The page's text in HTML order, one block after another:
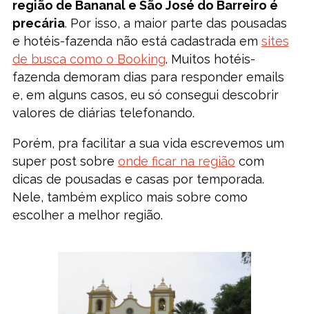
região de Bananal e São José do Barreiro é
precária. Por isso, a maior parte das pousadas
e hotéis-fazenda não está cadastrada em sites
de busca como o Booking. Muitos hotéis-
fazenda demoram dias para responder emails
e, em alguns casos, eu só consegui descobrir
valores de diárias telefonando.
Porém, pra facilitar a sua vida escrevemos um
super post sobre onde ficar na região com
dicas de pousadas e casas por temporada.
Nele, também explico mais sobre como
escolher a melhor região.